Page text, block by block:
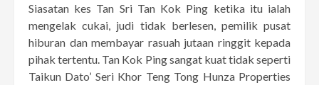
Siasatan kes Tan Sri Tan Kok Ping ketika itu ialah
mengelak cukai, judi tidak berlesen, pemilik pusat
hiburan dan membayar rasuah jutaan ringgit kepada
pihak tertentu. Tan Kok Ping sangat kuat tidak seperti
Taikun Dato’ Seri Khor Teng Tong Hunza Properties